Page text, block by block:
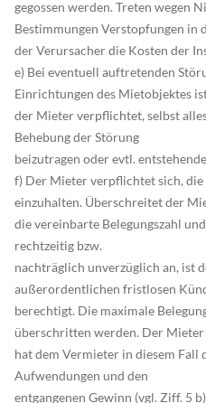
gegossen werden. Treten wegen
Bestimmungen Verstopfungen in
der Verursacher die Kosten der
e) Bei eventuell auftretenden
Einrichtungen des Mietobjektes
der Mieter verpflichtet, selbst
Behebung der Störung
beizutragen oder evtl.
f) Der Mieter verpflichtet sich, die
einzuhalten. Überschreitet der
die vereinbarte Belegungszahl
rechtzeitig bzw.
nachträglich unverzüglich an, ist
außerordentlichen fristlosen
berechtigt. Die maximale
überschritten werden. Der Mieter
hat dem Vermieter in diesem Fall
Aufwendungen und den
entgangenen Gewinn (vgl. Ziff. 5